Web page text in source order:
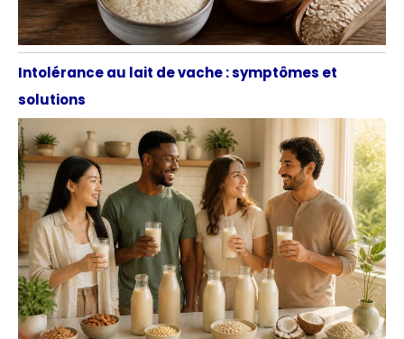
Intolérance au lait de vache : symptômes et
solutions